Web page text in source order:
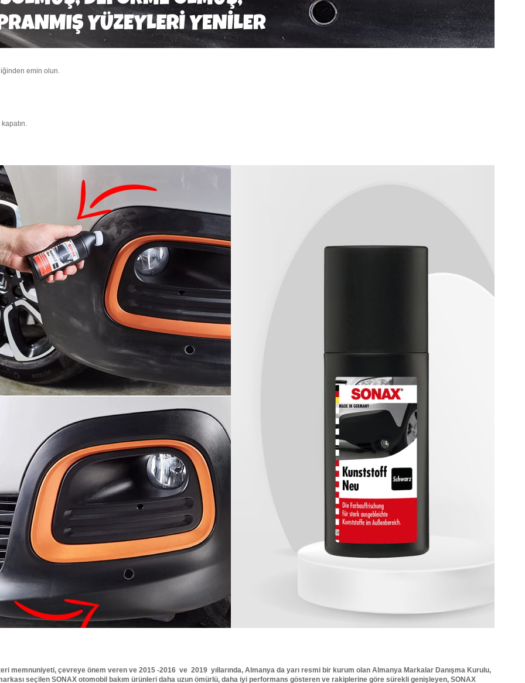
emin olun.
memnuniyeti, çevreye önem veren ve 2015 -2016 ve 2019 yıllarında, Almanya da yarı resmi bir kurum olan Almanya Markalar Danışma Kurulu,
seçilen SONAX otomobil bakım ürünleri daha uzun ömürlü, daha iyi performans gösteren ve rakiplerine göre sürekli genişleyen, SONAX